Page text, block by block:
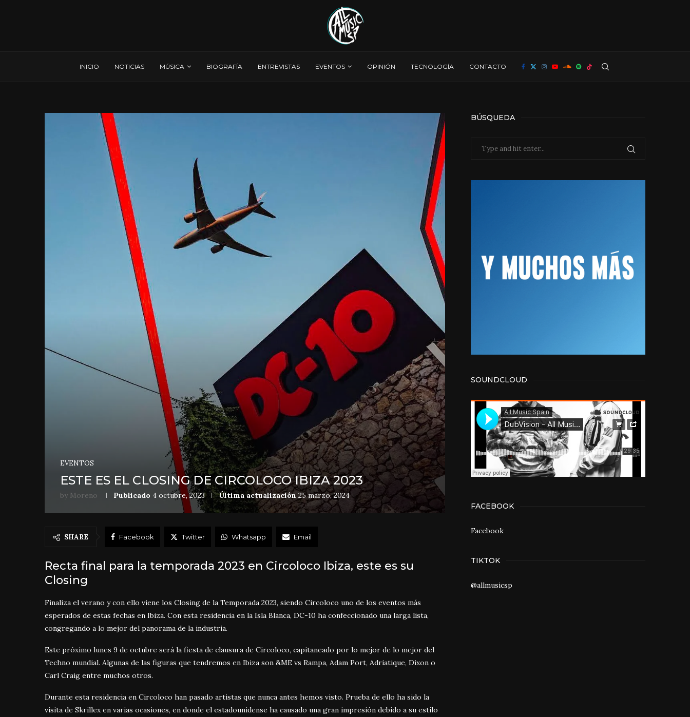
INICIO NOTICIAS MÚSICA BIOGRAFÍA ENTREVISTAS EVENTOS OPINIÓN TECNOLOGÍA CONTACTO
EVENTOS
ESTE ES EL CLOSING DE CIRCOLOCO IBIZA 2023
by Moreno Publicado 4 octubre, 2023 Última actualización 25 marzo, 2024
SHARE Facebook Twitter Whatsapp Email
Recta final para la temporada 2023 en Circoloco Ibiza, este es su
Closing
Finaliza el verano y con ello viene los Closing de la Temporada 2023, siendo Circoloco uno de los eventos más
esperados de estas fechas en Ibiza. Con esta residencia en la Isla Blanca, DC-10 ha confeccionado una larga lista,
congregando a lo mejor del panorama de la industria.
Este próximo lunes 9 de octubre será la fiesta de clausura de Circoloco, capitaneado por lo mejor de lo mejor del
Techno mundial. Algunas de las figuras que tendremos en Ibiza son &ME vs Rampa, Adam Port, Adriatique, Dixon o
Carl Craig entre muchos otros.
Durante esta residencia en Circoloco han pasado artistas que nunca antes hemos visto. Prueba de ello ha sido la
visita de Skrillex en varias ocasiones, en donde el estadounidense ha causado una gran impresión debido a su estilo
BÚSQUEDA
SOUNDCLOUD
FACEBOOK
Facebook
TIKTOK
@allmusicsp